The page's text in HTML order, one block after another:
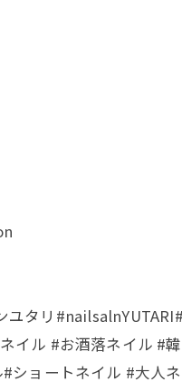
ユタリ
イル #お酒落ネイル #
ショートネイル #大人